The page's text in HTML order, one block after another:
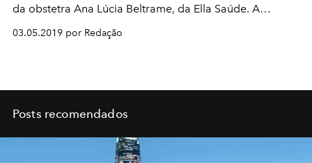
da obstetra Ana Lúcia Beltrame, da Ella Saúde. A
principal suíte da Pro Matre estava preparada para o
grande momento, com decoração e lembrancinhas
03.05.2019 por Redação
Posts recomendados